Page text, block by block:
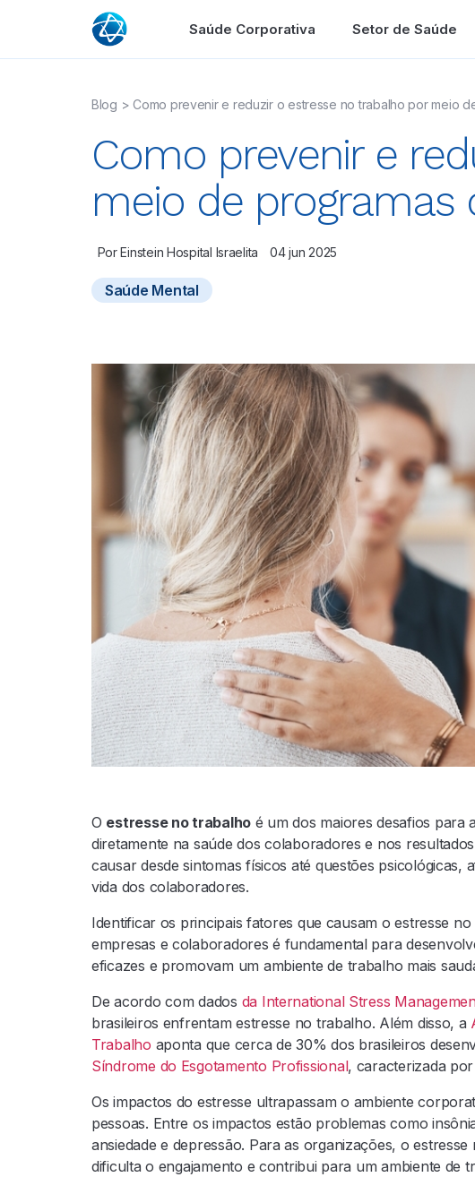
Saúde Corporativa Setor de Saúde
Blog >Como prevenir e reduzir o estresse no trabalho por meio
Como prevenir e
meio de programas
PorEinstein Hospital Israelita 04 jun 2025
Saúde Mental
O estresse no trabalho é um dos maiores desafios para
diretamente na saúde dos colaboradores e nos
causar desde sintomas físicos até questões psicológicas,
vida dos colaboradores.
Identificar os principais fatores que causam o estresse
empresas e colaboradores é fundamental para
eficazes e promovam um ambiente de trabalho mais
De acordo com dados da International Stress
brasileiros enfrentam estresse no trabalho. Além disso, a
Trabalho aponta que cerca de 30% dos brasileiros
Síndrome do Esgotamento Profissional, caracterizada
Os impactos do estresse ultrapassam o ambiente
pessoas. Entre os impactos estão problemas como
ansiedade e depressão. Para as organizações, o
dificulta o engajamento e contribui para um ambiente de